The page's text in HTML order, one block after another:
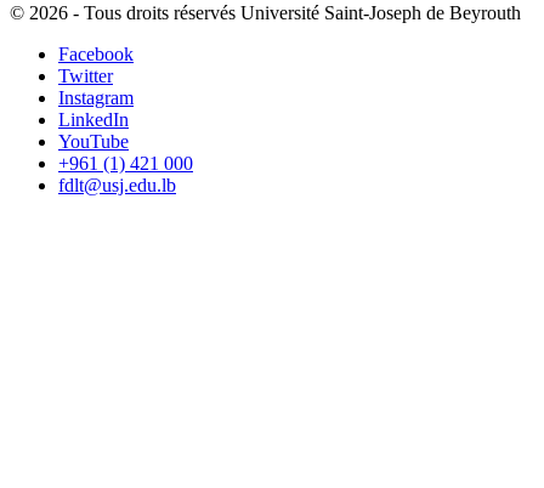
© 2026 - Tous droits réservés Université Saint-Joseph de Beyrouth
Facebook
Twitter
Instagram
LinkedIn
YouTube
+961 (1) 421 000
fdlt@usj.edu.lb